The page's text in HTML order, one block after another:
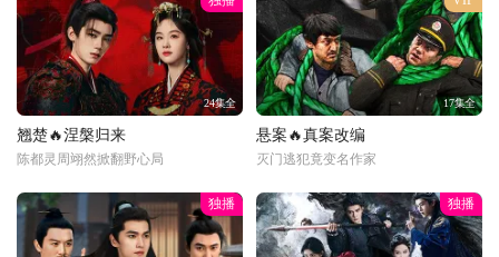
24集全
翘楚🔥涅槃归来
陈都灵周翊然掀翻野心局
17集全
悬案🔥真案改编
灭门逃犯竟变名作家
独播 独播